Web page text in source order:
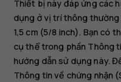
Thiết bị này đáp ứng các
dụng ở vị trí thông
1,5 cm (5/8 inch). Bạn có
cụ thể trong phần Thông
hướng dẫn sử dụng này.
Thông tin về chứng nhận